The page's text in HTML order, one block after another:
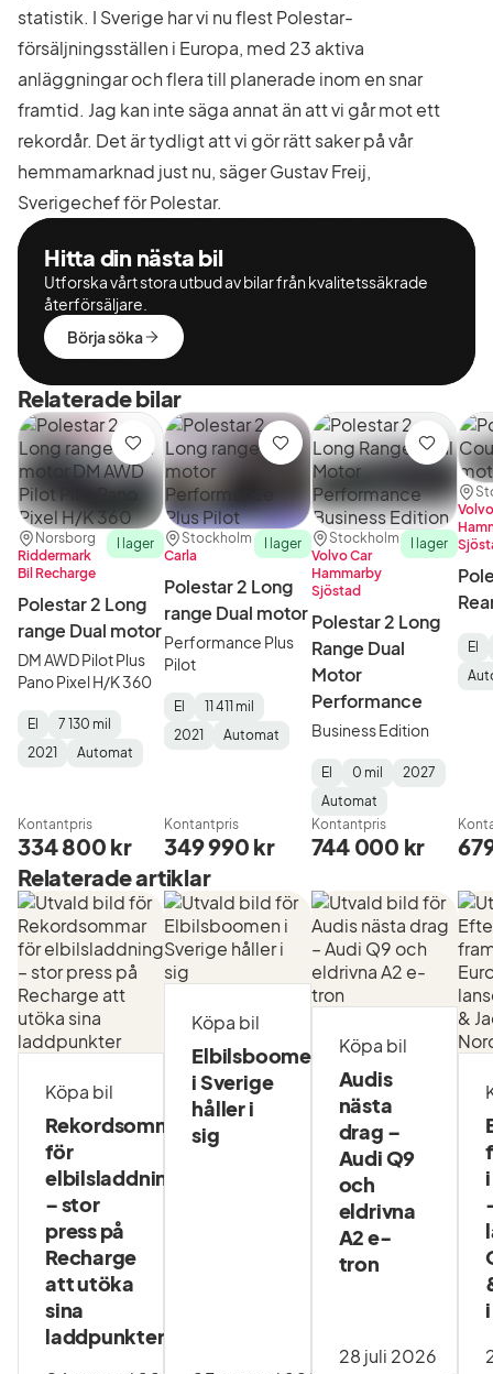
statistik. I Sverige har vi nu flest Polestar-
försäljningsställen i Europa, med 23 aktiva
anläggningar och flera till planerade inom en snar
framtid. Jag kan inte säga annat än att vi går mot ett
rekordår. Det är tydligt att vi gör rätt saker på vår
hemmamarknad just nu, säger Gustav Freij,
Sverigechef för Polestar.
Hitta din nästa bil
Utforska vårt stora utbud av bilar från kvalitetssäkrade
återförsäljare.
Börja söka
Relaterade bilar
Plats:
Norsborg
Återförsäljare:
Riddermark
Bil Recharge
I lager
Polestar 2 Long
range Dual motor
DM AWD Pilot Plus
Pano Pixel H/K 360
Fuel
El
Mätarställning
7 130 mil
Model
2021
GearboxAutomat
Kontantpris
334 800 kr
Spara
Plats:
Stockholm
Återförsäljare:
Carla
I lager
Polestar 2 Long
range Dual motor
Performance Plus
Pilot
Fuel
El
Mätarställning
11 411 mil
Model
2021
GearboxAutomat
Kontantpris
349 990 kr
Spara
Plats:
Stockholm
Återförsäljare:
Volvo Car
Hammarby
Sjöstad
I lager
Polestar 2 Long
Range Dual
Motor
Performance
Business Edition
Fuel
Type:
El
Mätarställning
0 mil
Model
Year:
2027
Gearbox
Type:
Automat
Kontantpris
744 000 kr
Spara
Fuel
El
Relaterade artiklar
Köpa bil
Rekordsommar
för
elbilsladdning
– stor
press på
Recharge
att utöka
sina
laddpunkter
Köpa bil
Elbilsboomen
i Sverige
håller i
sig
Köpa bil
Audis
nästa
drag –
Audi Q9
och
eldrivna
A2 e-
tron
28 juli 2026